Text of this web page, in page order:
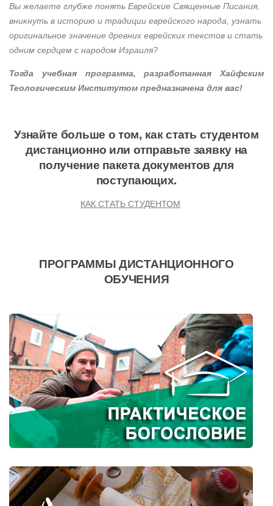
Вы желаете глубже понять Еврейские Священные Писания,
вникнуть в историю и традиции еврейского народа, узнать
оригинальное значение древних еврейских текстов и стать
одним сердцем с народом Израиля?
Тогда учебная программа, разработанная Хайфским
Теологическим Институтом предназначена для вас!
Узнайте больше о том, как стать студентом
дистанционно или отправьте заявку на
получение пакета документов для
поступающих.
КАК СТАТЬ СТУДЕНТОМ
ПРОГРАММЫ ДИСТАНЦИОННОГО
ОБУЧЕНИЯ